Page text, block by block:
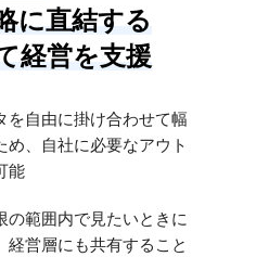
に直結する
経営を支援
を自由に掛け合わせて幅
め、自社に必要なアウト
能
の範囲内で見たいときに
経営層にも共有すること